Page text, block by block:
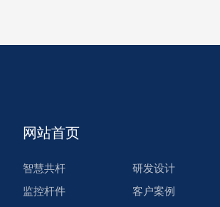
网站首页
智慧共杆
研发设计
监控杆件
客户案例